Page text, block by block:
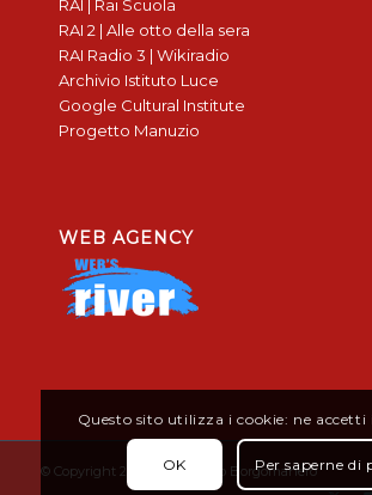
RAI | Rai Scuola
RAI 2 | Alle otto della sera
RAI Radio 3 | Wikiradio
Archivio Istituto Luce
Google Cultural Institute
Progetto Manuzio
WEB AGENCY
© Copyright 2019 - Don Bosco Borgomanero
Questo sito utilizza i cookie: ne
OK Per saperne di